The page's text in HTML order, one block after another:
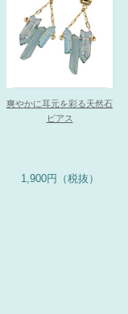
爽やかに耳元を彩る天然石
ピアス
1,900円（税抜）